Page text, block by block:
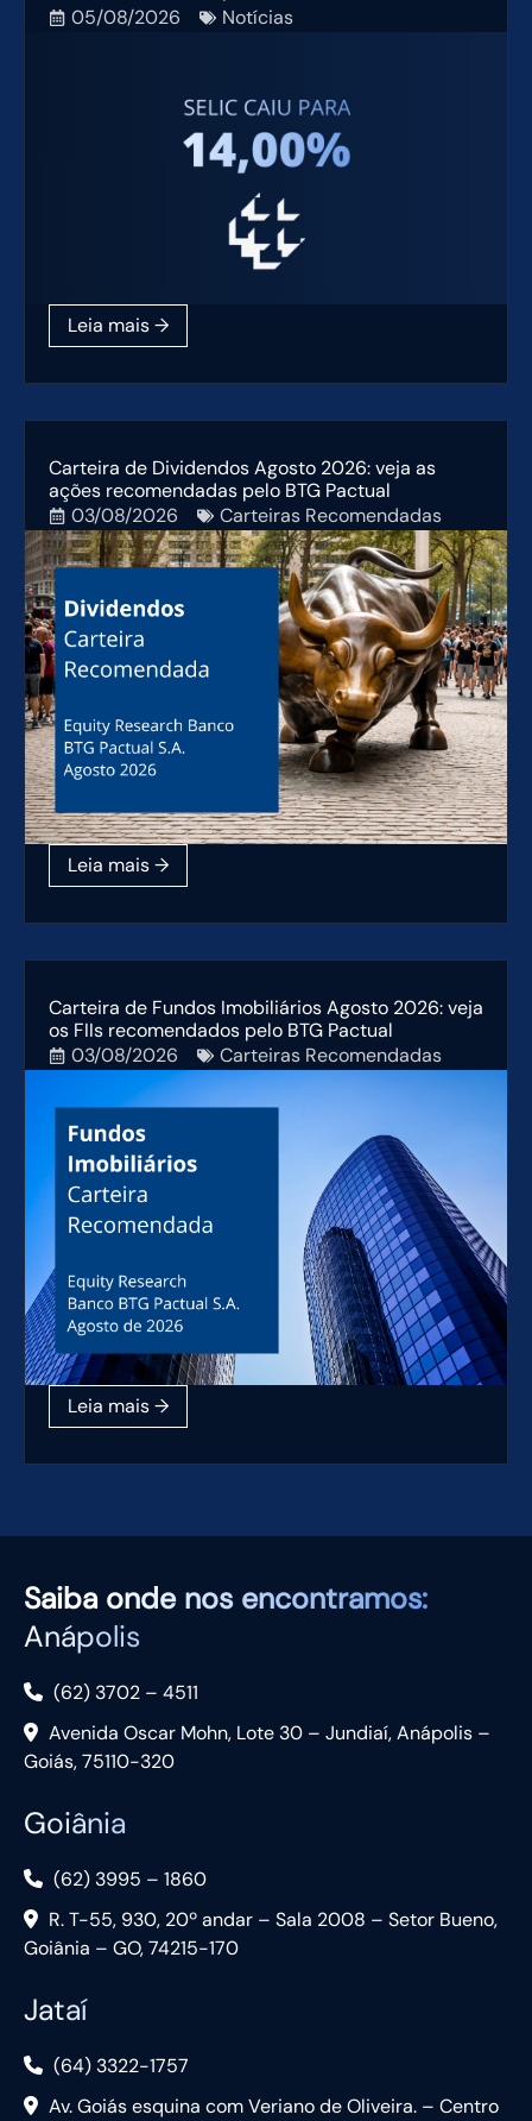
05/08/2026
Notícias
Carteira de Dividendos Agosto 2026: veja as
ações recomendadas pelo BTG Pactual
03/08/2026
Carteiras Recomendadas
Carteira de Fundos Imobiliários Agosto 2026: veja
os FIIs recomendados pelo BTG Pactual
03/08/2026
Carteiras Recomendadas
Saiba onde nos encontramos:
Anápolis
(62) 3702 – 4511
Avenida Oscar Mohn, Lote 30 – Jundiaí, Anápolis –
Goiás, 75110-320
Goiânia
(62) 3995 – 1860
R. T-55, 930, 20º andar – Sala 2008 – Setor Bueno,
Goiânia – GO, 74215-170
Jataí
(64) 3322-1757
Av. Goiás esquina com Veriano de Oliveira. – Centro